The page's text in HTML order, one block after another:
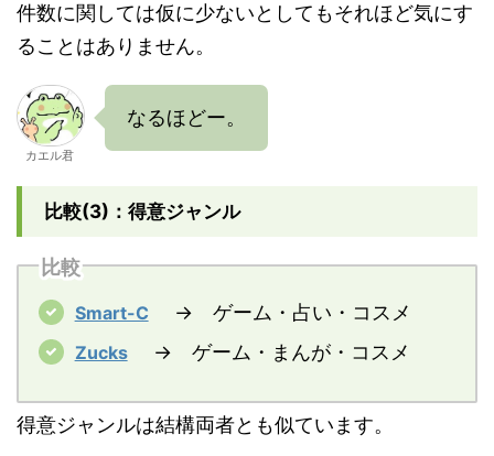
件数に関しては仮に少ないとしてもそれほど気にす
ることはありません。
カエル君
なるほどー。
比較(3)：得意ジャンル
比較
Smart-C → ゲーム・占い・コスメ
Zucks → ゲーム・まんが・コスメ
得意ジャンルは結構両者とも似ています。